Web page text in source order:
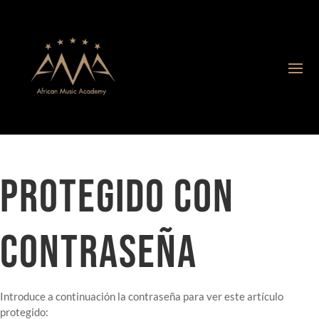
PROTEGIDO CON
CONTRASEÑA
Introduce a continuación la contraseña para ver este artículo
protegido: